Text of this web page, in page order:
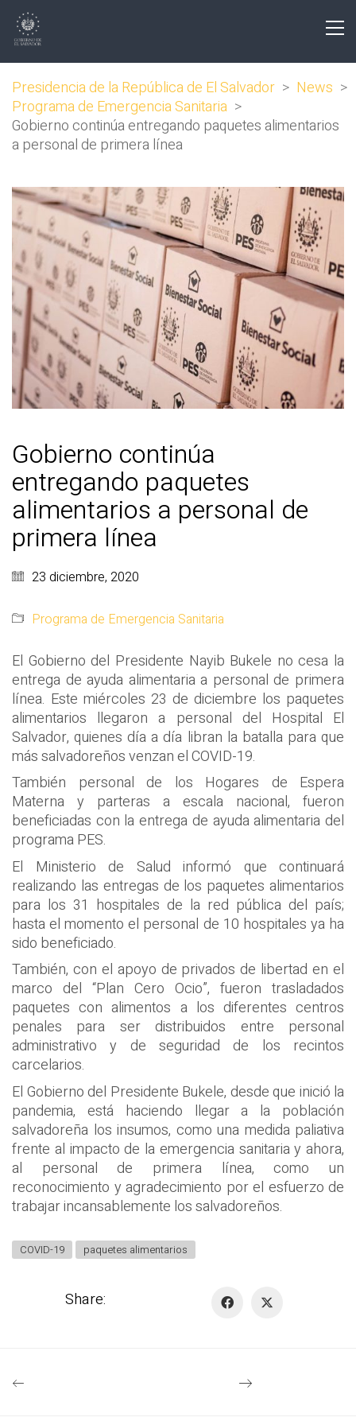
Presidencia de la República de El Salvador > News >
Programa de Emergencia Sanitaria >
Gobierno continúa entregando paquetes alimentarios
a personal de primera línea
Gobierno continúa
entregando paquetes
alimentarios a personal de
primera línea
23 diciembre, 2020
Programa de Emergencia Sanitaria
El Gobierno del Presidente Nayib Bukele no cesa la
entrega de ayuda alimentaria a personal de primera
línea. Este miércoles 23 de diciembre los paquetes
alimentarios llegaron a personal del Hospital El
Salvador, quienes día a día libran la batalla para que
más salvadoreños venzan el COVID-19.
También personal de los Hogares de Espera
Materna y parteras a escala nacional, fueron
beneficiadas con la entrega de ayuda alimentaria del
programa PES.
El Ministerio de Salud informó que continuará
realizando las entregas de los paquetes alimentarios
para los 31 hospitales de la red pública del país;
hasta el momento el personal de 10 hospitales ya ha
sido beneficiado.
También, con el apoyo de privados de libertad en el
marco del “Plan Cero Ocio”, fueron trasladados
paquetes con alimentos a los diferentes centros
penales para ser distribuidos entre personal
administrativo y de seguridad de los recintos
carcelarios.
El Gobierno del Presidente Bukele, desde que inició la
pandemia, está haciendo llegar a la población
salvadoreña los insumos, como una medida paliativa
frente al impacto de la emergencia sanitaria y ahora,
al personal de primera línea, como un
reconocimiento y agradecimiento por el esfuerzo de
trabajar incansablemente los salvadoreños.
COVID-19 paquetes alimentarios
Share: